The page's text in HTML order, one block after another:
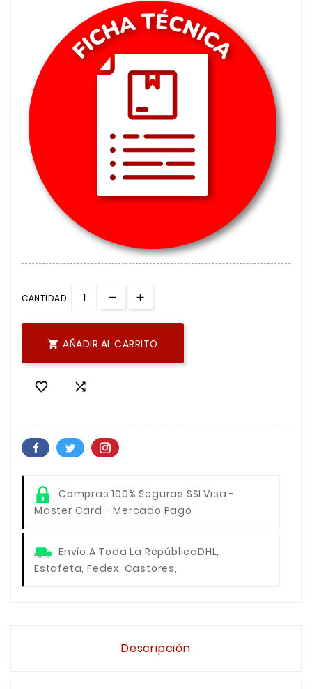
CANTIDAD
 AÑADIR AL CARRITO
 
Compras 100% Seguras SSLVisa -
Master Card - Mercado Pago
Envío A Toda La RepúblicaDHL,
Estafeta, Fedex, Castores,
Descripción